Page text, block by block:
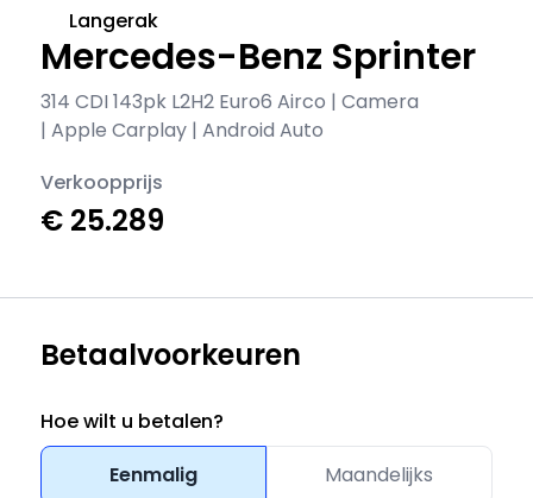
Mercedes-Benz Sprinter
314 CDI 143pk L2H2 Euro6 Airco | Camera
| Apple Carplay | Android Auto
Langerak
Verkoopprijs
€ 25.289
Betaalvoorkeuren
Hoe wilt u betalen?
Eenmalig
Maandelijks